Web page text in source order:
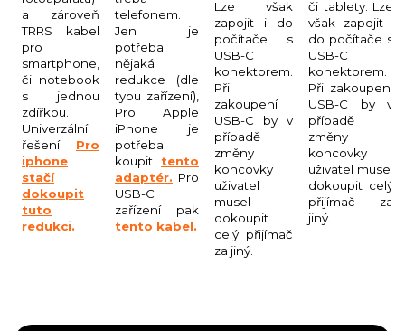
a zároveň
TRRS kabel
pro
smartphone,
či notebook
s jednou
zdířkou.
Univerzální
řešení. Pro
iphone
stačí
dokoupit
tuto
redukci.
telefonem.
Jen je
potřeba
nějaká
redukce (dle
typu zařízení),
Pro Apple
iPhone je
potřeba
koupit tento
adaptér. Pro
USB-C
zařízení pak
tento kabel.
Lze však
zapojit i do
počítače s
USB-C
konektorem.
Při
zakoupení
USB-C by v
případě
změny
koncovky
uživatel
musel
dokoupit
celý přijímač
za jiný.
či tablety. Lze
však zapojit i
do počítače s
USB-C
konektorem.
Při zakoupení
USB-C by v
případě
změny
koncovky
uživatel musel
dokoupit celý
přijímač za
jiný.